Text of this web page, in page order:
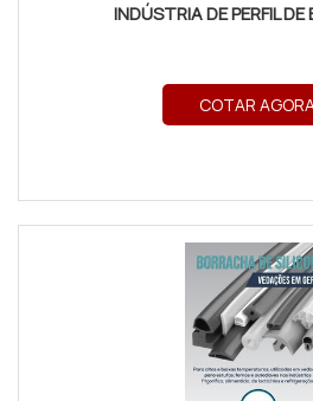
INDÚSTRIA DE PERFIL
COTAR